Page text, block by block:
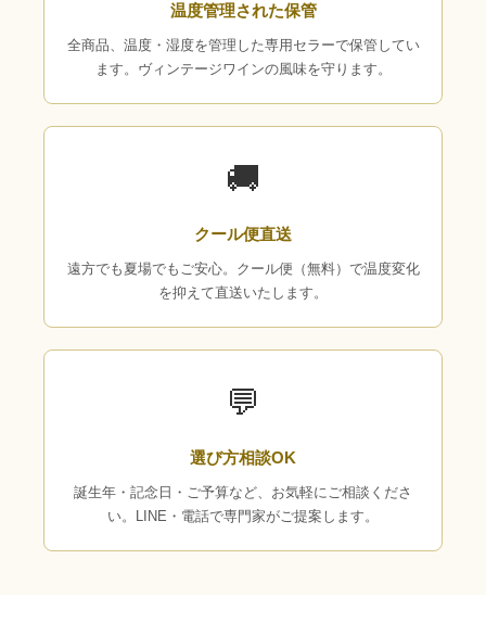
温度管理された保管
全商品、温度・湿度を管理した専用セラーで保管してい
ます。ヴィンテージワインの風味を守ります。
🚚
クール便直送
遠方でも夏場でもご安心。クール便（無料）で温度変化
を抑えて直送いたします。
💬
選び方相談OK
誕生年・記念日・ご予算など、お気軽にご相談くださ
い。LINE・電話で専門家がご提案します。